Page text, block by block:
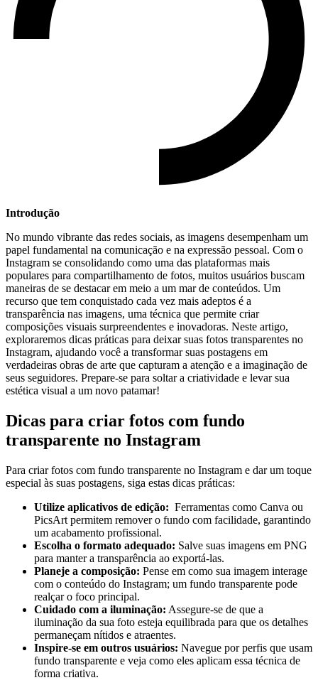
Introdução
No mundo vibrante ⁢das redes sociais, as imagens desempenham ⁣um
papel fundamental na comunicação e na expressão⁤ pessoal. Com o
Instagram ⁣se consolidando como ⁤uma das plataformas⁢ mais
populares para⁣ compartilhamento de fotos, ‍muitos usuários buscam
maneiras de‌ se destacar em‍ meio a⁤ um⁣ mar de conteúdos.‍ Um
recurso que ​tem ‍conquistado cada vez mais adeptos é a
⁢transparência nas imagens, uma técnica que permite ‌criar
composições visuais surpreendentes‌ e inovadoras. Neste artigo,
exploraremos⁤ dicas práticas para ​deixar ‍suas fotos transparentes no
Instagram, ajudando você a transformar suas postagens em
verdadeiras obras de arte que capturam a atenção e a imaginação de
seus seguidores.‌ Prepare-se para soltar a ​criatividade e levar sua
estética‌ visual a um novo ​patamar!
Dicas para criar ‍fotos com fundo
transparente‍ no ‌Instagram
Para criar fotos com fundo ‍transparente no Instagram e dar um toque
especial às suas postagens, ⁤siga estas⁣ dicas práticas:
Utilize aplicativos⁤ de edição: ⁤ Ferramentas como Canva ou
PicsArt ‌permitem remover ⁣o fundo‍ com facilidade, garantindo
um ⁤acabamento​ profissional.
Escolha o formato adequado: Salve suas imagens em PNG
para manter a transparência ao exportá-las.
Planeje a composição: Pense em como sua imagem interage
⁤com o conteúdo do Instagram; um fundo⁢ transparente pode
⁣realçar o foco principal.
Cuidado com a iluminação: Assegure-se de que a ​
iluminação da sua foto esteja equilibrada para que ‌os ⁣detalhes
permaneçam nítidos e atraentes.
Inspire-se ⁣em ‌outros usuários: Navegue ⁣por perfis que usam
fundo transparente⁣ e veja como eles aplicam essa ​técnica de
forma criativa.